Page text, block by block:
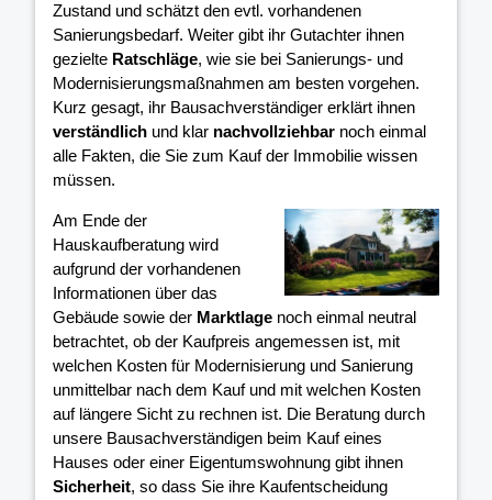
Zustand und schätzt den evtl. vorhandenen
Sanierungsbedarf. Weiter gibt ihr Gutachter ihnen
gezielte Ratschläge, wie sie bei Sanierungs- und
Modernisierungsmaßnahmen am besten vorgehen.
Kurz gesagt, ihr Bausachverständiger erklärt ihnen
verständlich und klar nachvollziehbar noch einmal
alle Fakten, die Sie zum Kauf der Immobilie wissen
müssen.
Am Ende der
Hauskaufberatung wird
aufgrund der vorhandenen
Informationen über das
Gebäude sowie der Marktlage noch einmal neutral
betrachtet, ob der Kaufpreis angemessen ist, mit
welchen Kosten für Modernisierung und Sanierung
unmittelbar nach dem Kauf und mit welchen Kosten
auf längere Sicht zu rechnen ist. Die Beratung durch
unsere Bausachverständigen beim Kauf eines
Hauses oder einer Eigentumswohnung gibt ihnen
Sicherheit, so dass Sie ihre Kaufentscheidung